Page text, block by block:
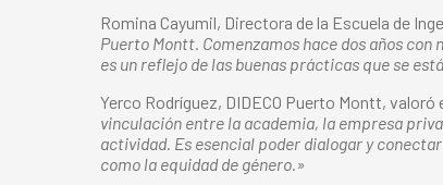
Romina Cayumil, Directora de la Escuela de
Puerto Montt. Comenzamos hace dos años
es un reflejo de las buenas prácticas que se
Yerco Rodríguez, DIDECO Puerto Montt,
vinculación entre la academia, la empresa
actividad. Es esencial poder dialogar y
como la equidad de género.»